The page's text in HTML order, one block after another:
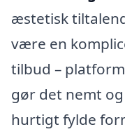
æstetisk
være en
tilbud –
gør det nemt
hurtigt fylde